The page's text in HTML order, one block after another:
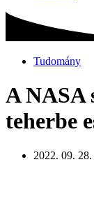
Tudomány
A NASA
teherbe
2022. 09. 28.